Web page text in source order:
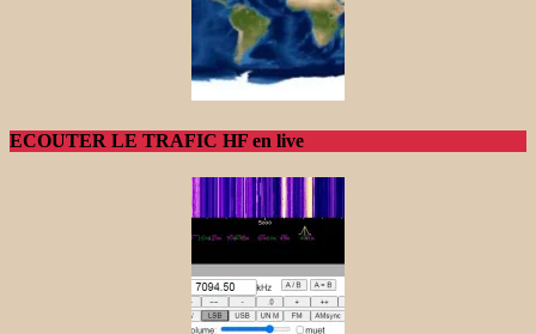
ECOUTER LE TRAFIC HF en live